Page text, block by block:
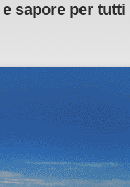
sapore per